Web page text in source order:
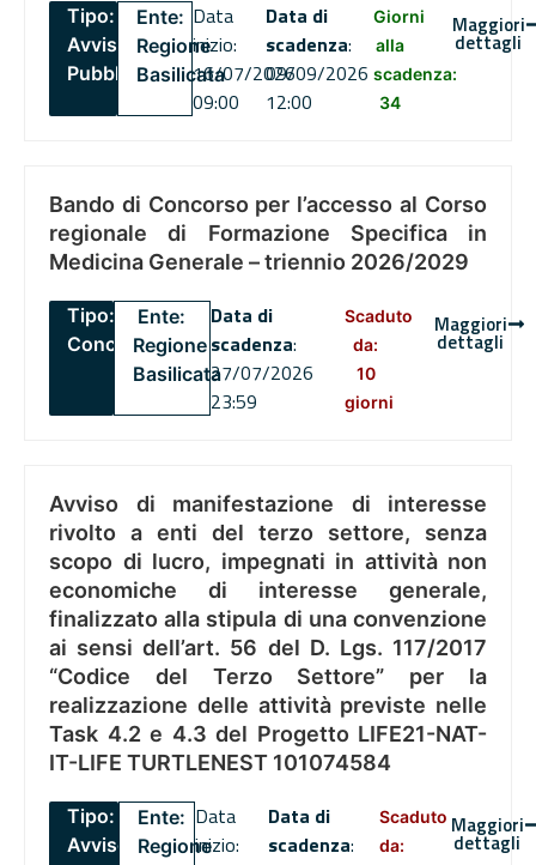
Tipo:
Avviso
Pubblico
Ente:
Regione
Basilicata
Data
inizio:
16/07/2026
09:00
Data di
scadenza:
09/09/2026
12:00
Giorni
alla
scadenza:
34
Maggiori
dettagli
Bando di Concorso per l’accesso al Corso
regionale di Formazione Specifica in
Medicina Generale – triennio 2026/2029
Tipo:
Concorsi
Ente:
Regione
Basilicata
Data di
scadenza:
27/07/2026
23:59
Scaduto
da:
10
giorni
Maggiori
dettagli
Avviso di manifestazione di interesse
rivolto a enti del terzo settore, senza
scopo di lucro, impegnati in attività non
economiche di interesse generale,
finalizzato alla stipula di una convenzione
ai sensi dell’art. 56 del D. Lgs. 117/2017
“Codice del Terzo Settore” per la
realizzazione delle attività previste nelle
Task 4.2 e 4.3 del Progetto LIFE21-NAT-
IT-LIFE TURTLENEST 101074584
Tipo:
Avviso
Ente:
Regione
Data
inizio:
Data di
scadenza:
Scaduto
da:
Maggiori
dettagli